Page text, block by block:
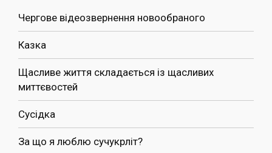
Чергове відеозвернення новообраного
Казка
Щасливе життя складається із щасливих
миттєвостей
Сусідка
За що я люблю сучукрліт?